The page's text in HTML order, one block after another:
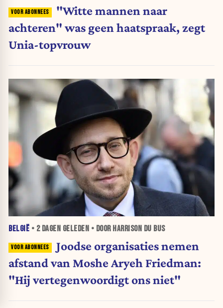
"Witte mannen naar
achteren" was geen haatspraak, zegt
Unia-topvrouw
BELGIË • 2 DAGEN GELEDEN • DOOR HARRISON DU BUS
Joodse organisaties nemen
afstand van Moshe Aryeh Friedman:
"Hij vertegenwoordigt ons niet"